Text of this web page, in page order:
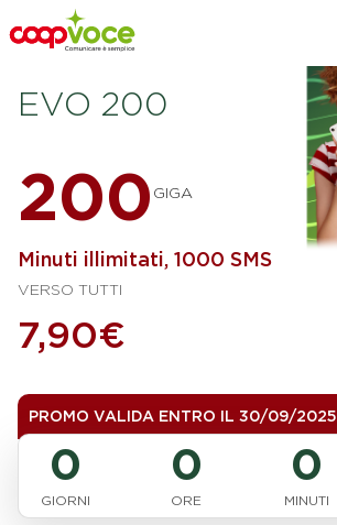
Vai al contenuto principale
PROMO Giga, Voce e SMS
EVO 200
200 GIGA
Minuti illimitati, 1000 SMS
VERSO TUTTI
7,90€
PROMO VALIDA ENTRO IL30/09/2025
0
GIORNI
0
ORE
0
MINUTI